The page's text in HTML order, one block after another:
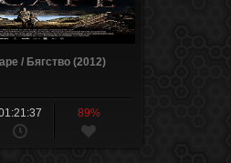
/ Бягство (2012)
89%